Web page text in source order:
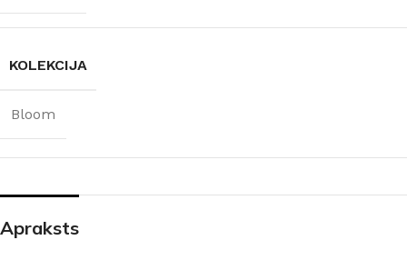
KOLEKCIJA
Bloom
Apraksts